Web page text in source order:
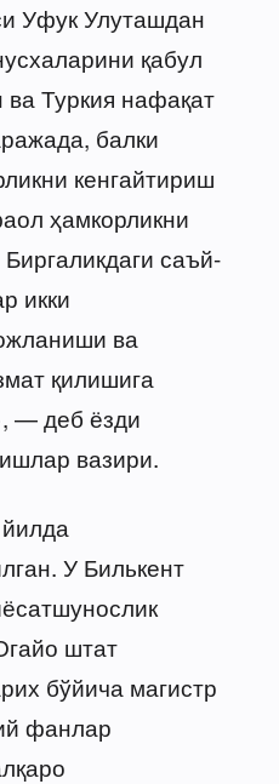
Уфук Улуташдан
қабул
ва Туркия нафақат
балки
кенгайтириш
ҳамкорликни
саъй-
икки
ва
қилишига
— деб ёзди
вазири.
У Билькент
штат
бўйича магистр
фанлар